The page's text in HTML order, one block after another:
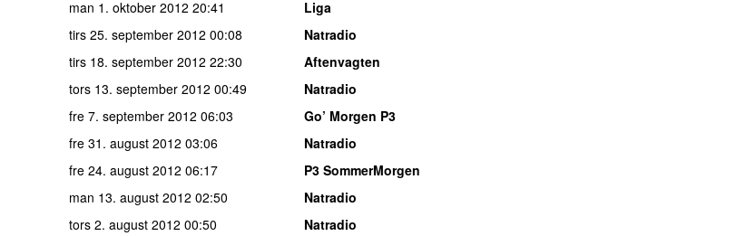
man 1. oktober 2012 20:41
Liga
tirs 25. september 2012 00:08
Natradio
tirs 18. september 2012 22:30
Aftenvagten
tors 13. september 2012 00:49
Natradio
fre 7. september 2012 06:03
Go’ Morgen P3
fre 31. august 2012 03:06
Natradio
fre 24. august 2012 06:17
P3 SommerMorgen
man 13. august 2012 02:50
Natradio
tors 2. august 2012 00:50
Natradio